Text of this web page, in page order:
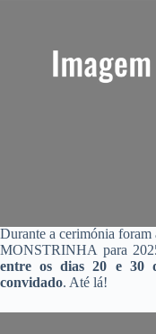
Durante a cerimónia
MONSTRINHA para
entre os dias 20 e 30
convidado. Até lá!